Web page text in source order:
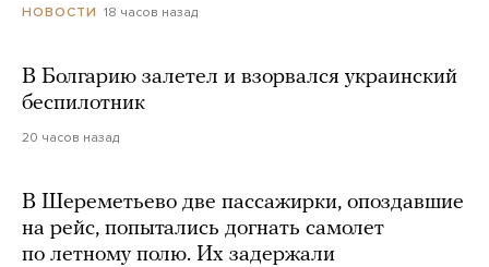
НОВОСТИ 18 часов назад
В Болгарию залетел и взорвался украинский
беспилотник
20 часов назад
В Шереметьево две пассажирки, опоздавшие
на рейс, попытались догнать самолет
по летному полю. Их задержали